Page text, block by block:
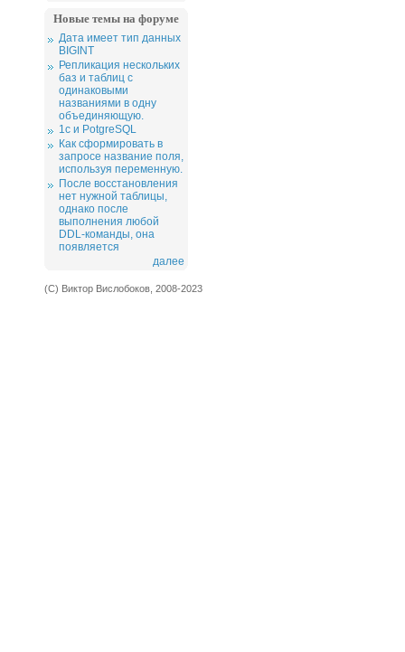
Новые темы на форуме
Дата имеет тип данных
BIGINT
Репликация нескольких
баз и таблиц с
одинаковыми
названиями в одну
объединяющую.
1c и PotgreSQL
Как сформировать в
запросе название поля,
используя переменную.
После восстановления
нет нужной таблицы,
однако после
выполнения любой
DDL-команды, она
появляется
далее
(С) Виктор Вислобоков, 2008-2023